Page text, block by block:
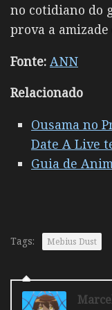
no cotidiano do
prova a
Fonte: ANN
Relacionado
Ousama no
Date A Live
Guia de
Tags: Mebius Dust